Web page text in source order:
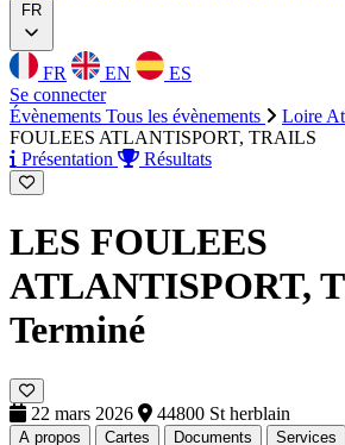
FR
FR EN
ES
Se connecter
Évènements Tous les évènements Loire
FOULEES ATLANTISPORT, TRAILS
Présentation
Résultats
LES FOULEES
ATLANTISPORT,
Terminé
22 mars 2026 44800 St herblain
A propos Cartes Documents
Services